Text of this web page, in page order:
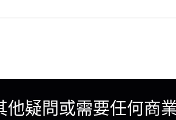
他疑問或需要任何商